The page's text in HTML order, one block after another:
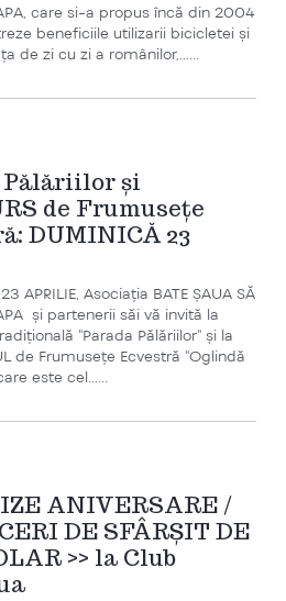
care si-a propus încă din 2004
beneficiile utilizarii bicicletei și
de zi cu zi a românilor,…...
Pălăriilor și
de Frumusețe
DUMINICĂ 23
APRILIE, Asociația BATE ȘAUA SĂ
și partenerii săi vă invită la
"Parada Pălăriilor" și la
de Frumusețe Ecvestră "Oglindă
este cel…...
ANIVERSARE /
DE SFÂRȘIT DE
>> la Club